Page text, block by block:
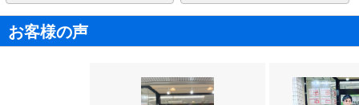
お客様の声